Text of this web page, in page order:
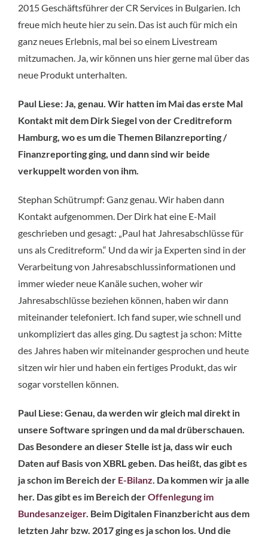
2015 Geschäftsführer der CR Services in Bulgarien. Ich
freue mich heute hier zu sein. Das ist auch für mich ein
ganz neues Erlebnis, mal bei so einem Livestream
mitzumachen. Ja, wir können uns hier gerne mal über das
neue Produkt unterhalten.
Paul Liese: Ja, genau. Wir hatten im Mai das erste Mal
Kontakt mit dem Dirk Siegel von der Creditreform
Hamburg, wo es um die Themen Bilanzreporting /
Finanzreporting ging, und dann sind wir beide
verkuppelt worden von ihm.
Stephan Schütrumpf: Ganz genau. Wir haben dann
Kontakt aufgenommen. Der Dirk hat eine E-Mail
geschrieben und gesagt: „Paul hat Jahresabschlüsse für
uns als Creditreform.“ Und da wir ja Experten sind in der
Verarbeitung von Jahresabschlussinformationen und
immer wieder neue Kanäle suchen, woher wir
Jahresabschlüsse beziehen können, haben wir dann
miteinander telefoniert. Ich fand super, wie schnell und
unkompliziert das alles ging. Du sagtest ja schon: Mitte
des Jahres haben wir miteinander gesprochen und heute
sitzen wir hier und haben ein fertiges Produkt, das wir
sogar vorstellen können.
Paul Liese: Genau, da werden wir gleich mal direkt in
unsere Software springen und da mal drüberschauen.
Das Besondere an dieser Stelle ist ja, dass wir euch
Daten auf Basis von XBRL geben. Das heißt, das gibt es
ja schon im Bereich der E-Bilanz. Da kommen wir ja alle
her. Das gibt es im Bereich derOffenlegung im
Bundesanzeiger. Beim Digitalen Finanzbericht aus dem
letzten Jahr bzw. 2017 ging es ja schon los. Und die